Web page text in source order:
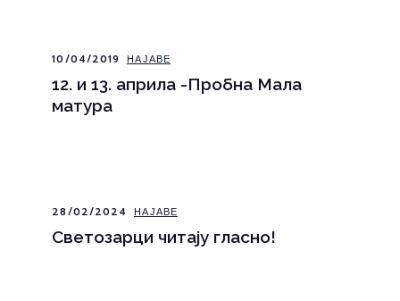
10/04/2019 НАЈАВЕ
12. и 13. априла -Пробна Мала
матура
28/02/2024 НАЈАВЕ
Светозарци читају гласно!